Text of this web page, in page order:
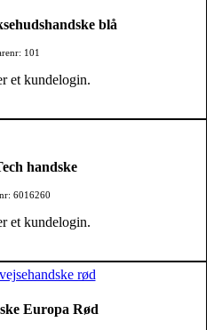
blå
101
et kundelogin.
handske
6016260
et kundelogin.
Europa Rød